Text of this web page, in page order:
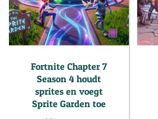
Fortnite Chapter 7
Season 4 houdt
sprites en voegt
Sprite Garden toe